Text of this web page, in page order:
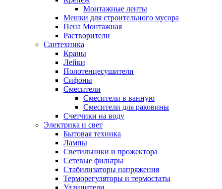
Монтажные ленты
Мешки для строительного мусора
Пена Монтажная
Растворители
Сантехника
Краны
Лейки
Полотенцесушители
Сифоны
Смесители
Смесители в ванную
Смесители для раковины
Счетчики на воду
Электрика и свет
Бытовая техника
Лампы
Светильники и прожектора
Сетевые фильтры
Стабилизаторы напряжения
Терморегуляторы и термостаты
Удлинители